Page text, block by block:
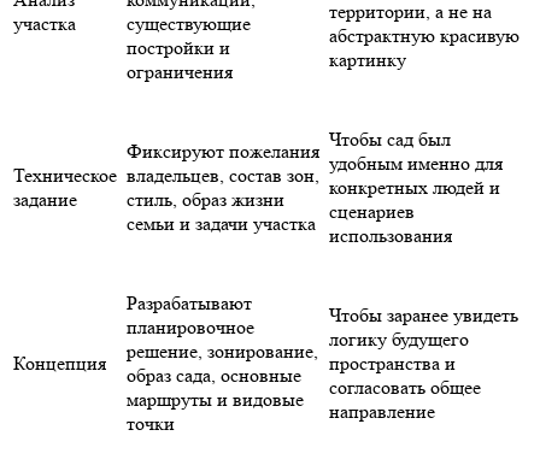
участка
существующие
постройки и
ограничения
территории, а не на
абстрактную красивую
картинку
Техническое
задание
Фиксируют пожелания
владельцев, состав зон,
стиль, образ жизни
семьи и задачи участка
Чтобы сад был
удобным именно для
конкретных людей и
сценариев
использования
Концепция
Разрабатывают
планировочное
решение, зонирование,
образ сада, основные
маршруты и видовые
точки
Чтобы заранее увидеть
логику будущего
пространства и
согласовать общее
направление